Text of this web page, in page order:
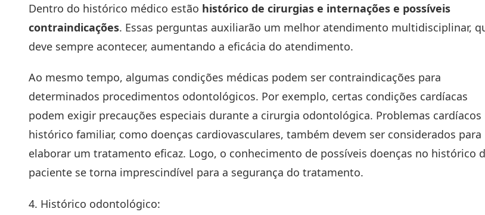
Dentro do histórico médico estão histórico de cirurgias e internações e possíveis
contraindicações. Essas perguntas auxiliarão um melhor atendimento multidisciplinar,
deve sempre acontecer, aumentando a eficácia do atendimento.
Ao mesmo tempo, algumas condições médicas podem ser contraindicações para
determinados procedimentos odontológicos. Por exemplo, certas condições cardíacas
podem exigir precauções especiais durante a cirurgia odontológica. Problemas cardíacos
histórico familiar, como doenças cardiovasculares, também devem ser considerados para
elaborar um tratamento eficaz. Logo, o conhecimento de possíveis doenças no histórico
paciente se torna imprescindível para a segurança do tratamento.
4. Histórico odontológico: